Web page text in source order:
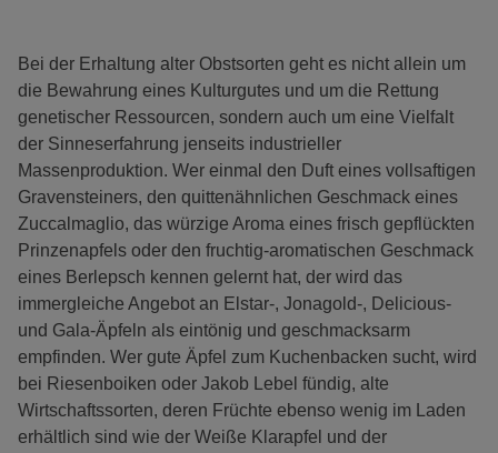
Bei der Erhaltung alter Obstsorten geht es nicht allein um
die Bewahrung eines Kulturgutes und um die Rettung
genetischer Ressourcen, sondern auch um eine Vielfalt
der Sinneserfahrung jenseits industrieller
Massenproduktion. Wer einmal den Duft eines vollsaftigen
Gravensteiners, den quittenähnlichen Geschmack eines
Zuccalmaglio, das würzige Aroma eines frisch gepflückten
Prinzenapfels oder den fruchtig-aromatischen Geschmack
eines Berlepsch kennen gelernt hat, der wird das
immergleiche Angebot an Elstar-, Jonagold-, Delicious-
und Gala-Äpfeln als eintönig und geschmacksarm
empfinden. Wer gute Äpfel zum Kuchenbacken sucht, wird
bei Riesenboiken oder Jakob Lebel fündig, alte
Wirtschaftssorten, deren Früchte ebenso wenig im Laden
erhältlich sind wie der Weiße Klarapfel und der